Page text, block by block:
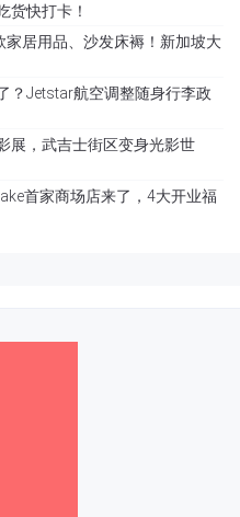
货快打卡！
居用品、沙发床褥！新加坡大
？Jetstar航空调整随身行李政
展，武吉士街区变身光影世
首家商场店来了，4大开业福